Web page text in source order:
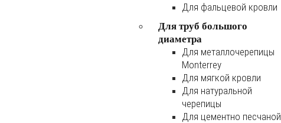
Для фальцевой кровли
Для труб большого
диаметра
Для металлочерепицы
Monterrey
Для мягкой кровли
Для натуральной
черепицы
Для цементно песчаной